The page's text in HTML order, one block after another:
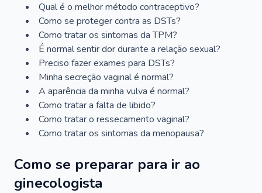
Qual é o melhor método contraceptivo?
Como se proteger contra as DSTs?
Como tratar os sintomas da TPM?
É normal sentir dor durante a relação sexual?
Preciso fazer exames para DSTs?
Minha secreção vaginal é normal?
A aparência da minha vulva é normal?
Como tratar a falta de libido?
Como tratar o ressecamento vaginal?
Como tratar os sintomas da menopausa?
Como se preparar para ir ao
ginecologista